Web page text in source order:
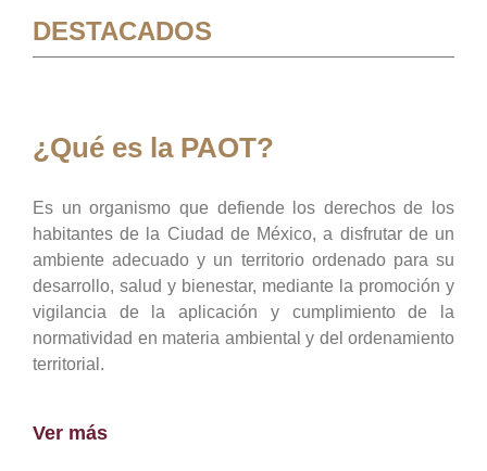
DESTACADOS
¿Qué es la PAOT?
Es un organismo que defiende los derechos de los
habitantes de la Ciudad de México, a disfrutar de un
ambiente adecuado y un territorio ordenado para su
desarrollo, salud y bienestar, mediante la promoción y
vigilancia de la aplicación y cumplimiento de la
normatividad en materia ambiental y del ordenamiento
territorial.
Ver más